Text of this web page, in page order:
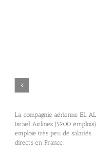
L’aéroport Ben Gourion fait face
à d’importantes perturbations.
28 Juil 2026 | 0 commentaire